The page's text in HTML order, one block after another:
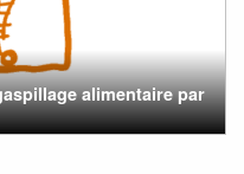
alimentaire par